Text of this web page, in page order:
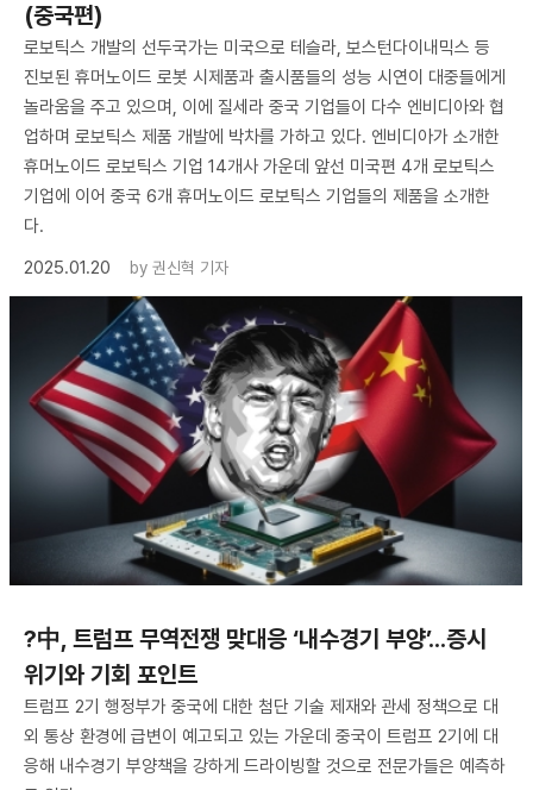
(중국편)
로보틱스 개발의 선두국가는 미국으로 테슬라, 보스턴다이내믹스 등
진보된 휴머노이드 로봇 시제품과 출시품들의 성능 시연이 대중들에게
놀라움을 주고 있으며, 이에 질세라 중국 기업들이 다수 엔비디아와 협
업하며 로보틱스 제품 개발에 박차를 가하고 있다. 엔비디아가 소개한
휴머노이드 로보틱스 기업 14개사 가운데 앞선 미국편 4개 로보틱스
기업에 이어 중국 6개 휴머노이드 로보틱스 기업들의 제품을 소개한
다.
2025.01.20
by 권신혁 기자
?中, 트럼프 무역전쟁 맞대응 ‘내수경기 부양’...증시
위기와 기회 포인트
트럼프 2기 행정부가 중국에 대한 첨단 기술 제재와 관세 정책으로 대
외 통상 환경에 급변이 예고되고 있는 가운데 중국이 트럼프 2기에 대
응해 내수경기 부양책을 강하게 드라이빙할 것으로 전문가들은 예측하